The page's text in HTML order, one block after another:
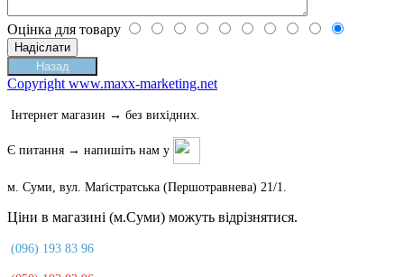
Оцінка для товару
Copyright www.maxx-marketing.net
Інтернет магазин → без вихідних.
Є питання → напишіть нам у
м. Суми, вул. Маґістратська (Першотравнева) 21/1.
Ціни в магазині (м.Суми) можуть відрізнятися.
(096) 193 83 96